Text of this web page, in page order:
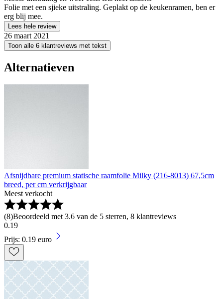
Folie met een sjieke uitstraling. Geplakt op de keukenramen, ben er
erg blij mee.
Lees hele review
26 maart 2021
Toon alle 6 klantreviews met tekst
Alternatieven
Afsnijdbare premium statische raamfolie Milky (216-8013) 67,5cm
breed, per cm verkrijgbaar
Meest verkocht
(8)Beoordeeld met 3.6 van de 5 sterren, 8 klantreviews
0.19
Prijs: 0.19 euro